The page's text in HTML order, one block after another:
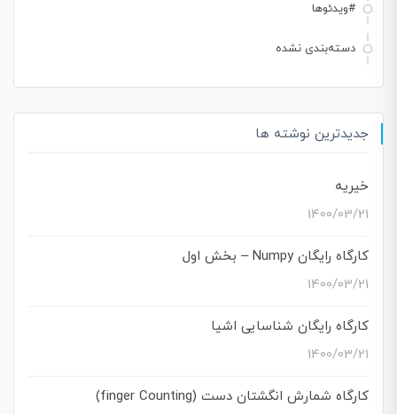
#ویدئوها
دسته‌بندی نشده
جدیدترین نوشته ها
خیریه
1400/03/21
کارگاه رایگان Numpy – بخش اول
1400/03/21
کارگاه رایگان شناسایی اشیا
1400/03/21
کارگاه شمارش انگشتان دست (finger Counting)